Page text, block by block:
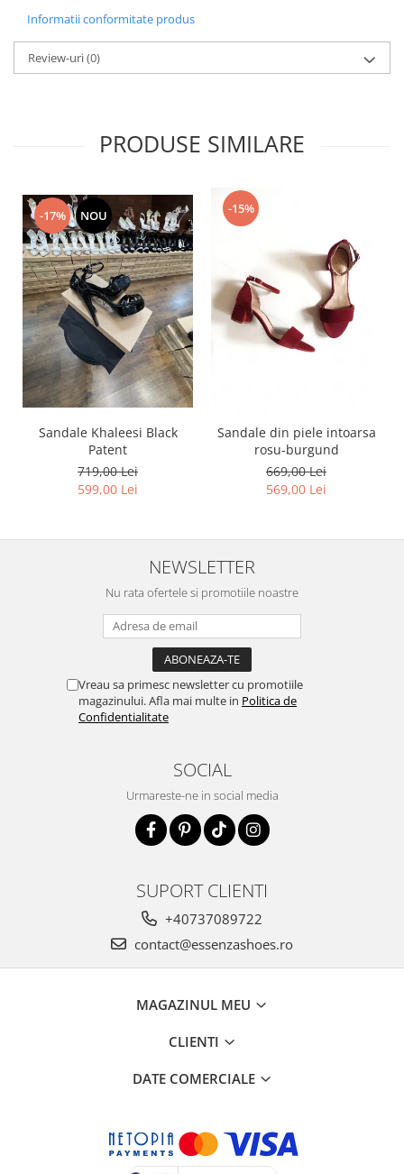
Informatii conformitate produs
Review-uri(0)
PRODUSE SIMILARE
-17% NOU
Sandale Khaleesi Black
Patent
719,00 Lei
599,00 Lei
-15%
Sandale din piele intoarsa
rosu-burgund
669,00 Lei
569,00 Lei
NEWSLETTER
Nu rata ofertele si promotiile noastre
Vreau sa primesc newsletter cu promotiile
magazinului. Afla mai multe in Politica de
Confidentialitate
SOCIAL
Urmareste-ne in social media
SUPORT CLIENTI
+40737089722
contact@essenzashoes.ro
MAGAZINUL MEU
CLIENTI
DATE COMERCIALE